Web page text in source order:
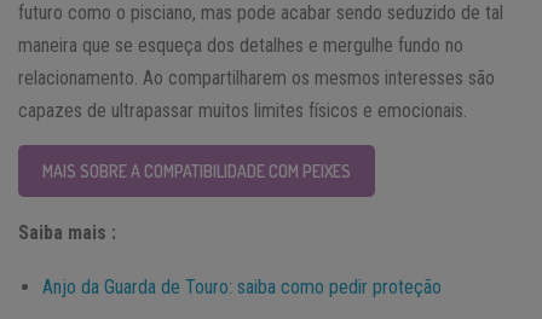
futuro como o pisciano, mas pode acabar sendo seduzido de tal
maneira que se esqueça dos detalhes e mergulhe fundo no
relacionamento. Ao compartilharem os mesmos interesses são
capazes de ultrapassar muitos limites físicos e emocionais.
MAIS SOBRE A COMPATIBILIDADE COM PEIXES
Saiba mais :
Anjo da Guarda de Touro: saiba como pedir proteção